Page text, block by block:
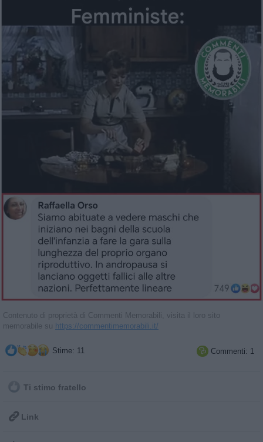
Contenuto di proprietà di Commenti Memorabili, visita il loro sito
memorabile su https://commentimemorabili.it/
Stime: 11  Commenti: 1
Ti stimo fratello
 Link